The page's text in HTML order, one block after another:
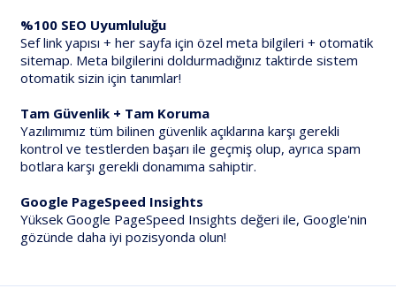
%100 SEO Uyumluluğu
Sef link yapısı + her sayfa için özel meta bilgileri + otomatik
sitemap. Meta bilgilerini doldurmadığınız taktirde sistem
otomatik sizin için tanımlar!
Tam Güvenlik + Tam Koruma
Yazılımımız tüm bilinen güvenlik açıklarına karşı gerekli
kontrol ve testlerden başarı ile geçmiş olup, ayrıca spam
botlara karşı gerekli donamıma sahiptir.
Google PageSpeed Insights
Yüksek Google PageSpeed Insights değeri ile, Google'nin
gözünde daha iyi pozisyonda olun!